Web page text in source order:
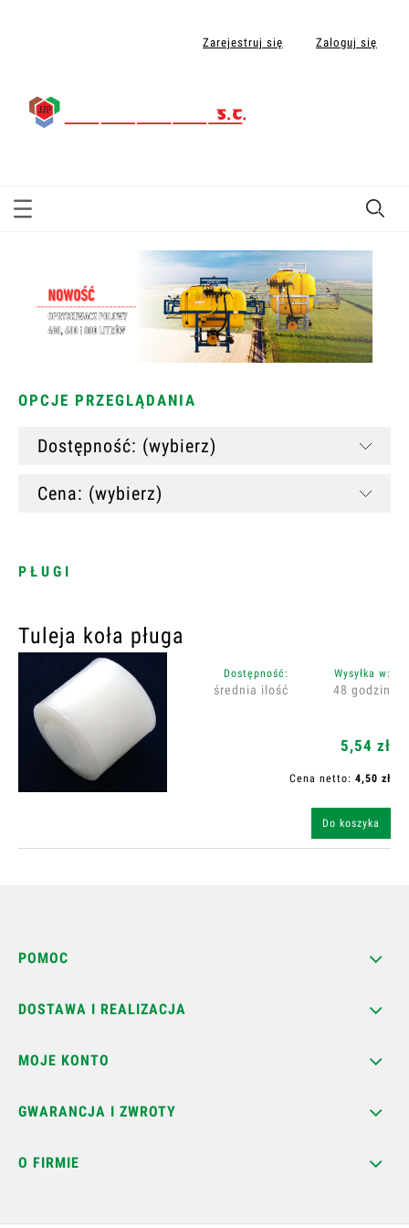
Zarejestruj się Zaloguj się
OPCJE PRZEGLĄDANIA
Dostępność: (wybierz)
Cena: (wybierz)
PŁUGI
Tuleja koła pługa
Dostępność:
średnia ilość
Wysyłka w:
48 godzin
5,54 zł
Cena netto: 4,50 zł
Do koszyka
POMOC
DOSTAWA I REALIZACJA
MOJE KONTO
GWARANCJA I ZWROTY
O FIRMIE